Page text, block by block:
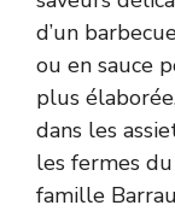
d’un
ou en sauce
plus
dans les
les fermes
famille